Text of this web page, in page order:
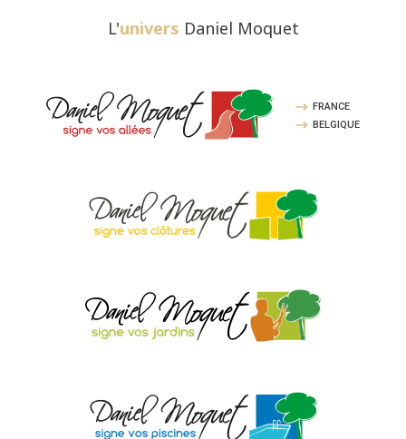
L'univers Daniel Moquet
FRANCE
BELGIQUE